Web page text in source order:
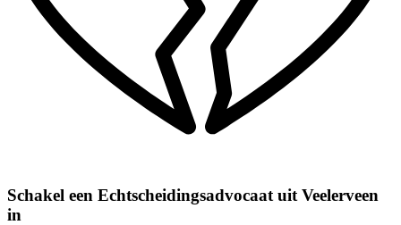
Schakel een Echtscheidingsadvocaat uit Veelerveen
in